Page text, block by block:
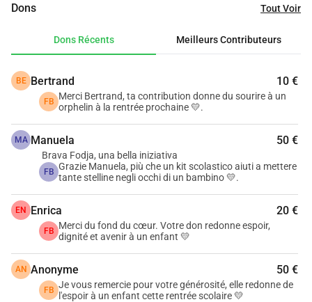
nouvelle. C’est une chance de croire en soi. 🙏 Votre geste
un enfant de l’école. 👉 Faites un don maintenant et offrez
un kit scolaire complet à un enfant. 👉 Partagez la
LinkedIn). Ensemble, faisons de la rentrée 2026/2027 une
rentrée pleine d’espoir.
Dons Tout Voir
Dons Récents Meilleurs Contributeurs
BE Bertrand 10 €
FB Merci Bertrand, ta contribution donne du sourire à un
orphelin à la rentrée prochaine 💛.
MA Manuela 50 €
Brava Fodja, una bella iniziativa
FB Grazie Manuela, più che un kit scolastico aiuti a mettere
tante stelline negli occhi di un bambino 💛.
EN Enrica 20 €
FB Merci du fond du cœur. Votre don redonne espoir,
dignité et avenir à un enfant 💛
AN Anonyme 50 €
FB Je vous remercie pour votre générosité, elle redonne de
l'espoir à un enfant cette rentrée scolaire 💛